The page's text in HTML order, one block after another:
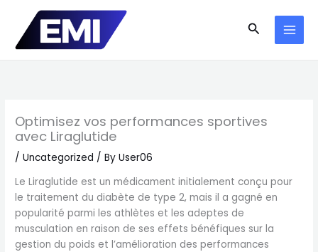
content
Search
Optimisez vos performances sportives
avec Liraglutide
/Uncategorized / ByUser06
Le Liraglutide est un médicament initialement conçu pour
le traitement du diabète de type 2, mais il a gagné en
popularité parmi les athlètes et les adeptes de
musculation en raison de ses effets bénéfiques sur la
gestion du poids et l’amélioration des performances